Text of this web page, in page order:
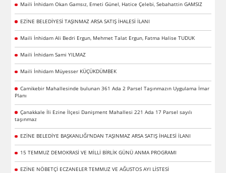
Maili İnhidam Okan Gamsız, Emeti Günel, Hatice Çelebi, Sebahattin GAMSIZ
EZİNE BELEDİYESİ TAŞINMAZ ARSA SATIŞ İHALESİ İLANI
Maili İnhidam Ali Bedri Ergun, Mehmet Talat Ergun, Fatma Halise TUDUK
Maili İnhidam Sami YILMAZ
Maili İnhidam Müyesser KÜÇÜKDÜMBEK
Camikebir Mahallesinde bulunan 361 Ada 2 Parsel Taşınmazın Uygulama İmar
Planı
Çanakkale İli Ezine İlçesi Danişment Mahallesi 221 Ada 17 Parsel sayılı
taşınmaz
EZİNE BELEDİYE BAŞKANLIĞI'NDAN TAŞINMAZ ARSA SATIŞ İHALESİ İLANI
15 TEMMUZ DEMOKRASİ VE MİLLİ BİRLİK GÜNÜ ANMA PROGRAMI
EZİNE NÖBETÇİ ECZANELER TEMMUZ VE AĞUSTOS AYI LİSTESİ